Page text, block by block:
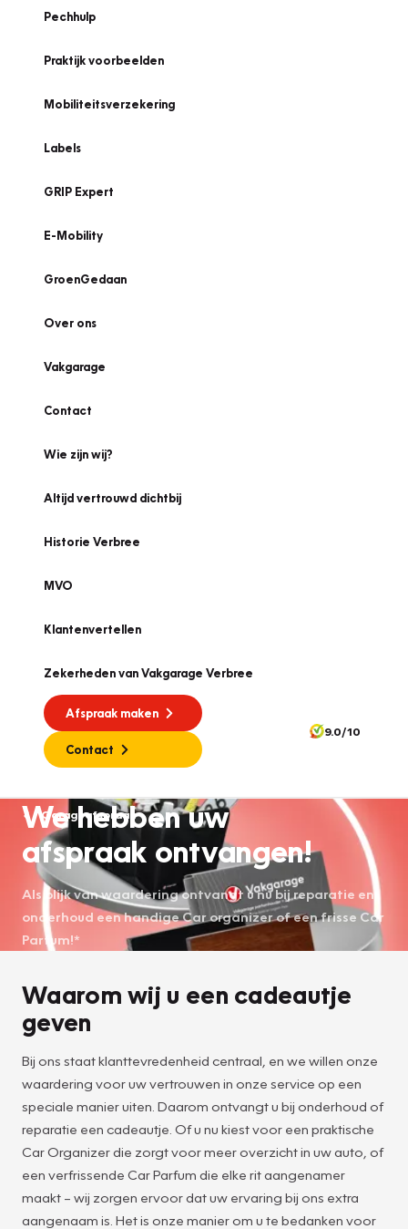
Pechhulp
Praktijk voorbeelden
Mobiliteitsverzekering
Labels
GRIP Expert
E-Mobility
GroenGedaan
Over ons
Vakgarage
Contact
Wie zijn wij?
Altijd vertrouwd dichtbij
Historie Verbree
MVO
Klantenvertellen
Zekerheden van Vakgarage Verbree
Afspraak maken
Contact
9.0/10
Garageafspraak
We hebben uw
afspraak ontvangen!
Als blijk van waardering ontvangt u nu bij reparatie en
onderhoud een handige Car organizer of een frisse Car
Parfum!*
Waarom wij u een cadeautje
geven
Bij ons staat klanttevredenheid centraal, en we willen onze
waardering voor uw vertrouwen in onze service op een
speciale manier uiten. Daarom ontvangt u bij onderhoud of
reparatie een cadeautje. Of u nu kiest voor een praktische
Car Organizer die zorgt voor meer overzicht in uw auto, of
een verfrissende Car Parfum die elke rit aangenamer
maakt – wij zorgen ervoor dat uw ervaring bij ons extra
aangenaam is. Het is onze manier om u te bedanken voor